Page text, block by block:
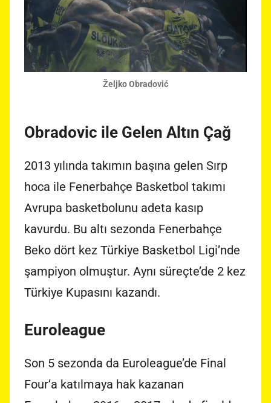
Željko Obradović
Obradovic ile Gelen Altın Çağ
2013 yılında takımın başına gelen Sırp
hoca ile Fenerbahçe Basketbol takımı
Avrupa basketbolunu adeta kasıp
kavurdu. Bu altı sezonda Fenerbahçe
Beko dört kez Türkiye Basketbol Ligi’nde
şampiyon olmuştur. Aynı süreçte’de 2 kez
Türkiye Kupasını kazandı.
Euroleague
Son 5 sezonda da Euroleague’de Final
Four’a katılmaya hak kazanan